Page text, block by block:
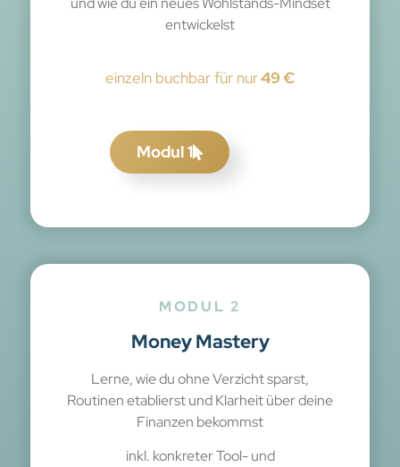
entwickelst
einzeln buchbar für nur49 €
Modul 1
MODUL 2
Money Mastery
Lerne, wie du ohne Verzicht sparst,
Routinen etablierst und Klarheit über deine
Finanzen bekommst
inkl. konkreter Tool- und